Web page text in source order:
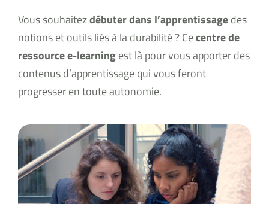
Vous souhaitezdébuter dans l’apprentissagedes
notions et outils liés à la durabilité ? Cecentre de
ressource e-learningest là pour vous apporter des
contenus d’apprentissage qui vous feront
progresser en toute autonomie.